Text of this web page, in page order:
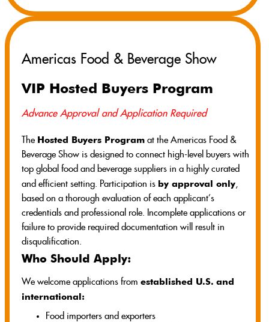
Americas Food & Beverage Show
VIP Hosted Buyers Program
Advance Approval and Application Required
The Hosted Buyers Program at the Americas Food &
Beverage Show is designed to connect high-level buyers with
top global food and beverage suppliers in a highly curated
and efficient setting. Participation is by approval only,
based on a thorough evaluation of each applicant’s
credentials and professional role. Incomplete applications or
failure to provide required documentation will result in
disqualification.
Who Should Apply:
We welcome applications from established U.S. and
international:
Food importers and exporters